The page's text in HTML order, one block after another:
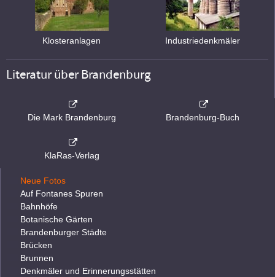
Klosteranlagen Industriedenkmäler
Literatur über Brandenburg
Die Mark Brandenburg Brandenburg-Buch
KlaRas-Verlag
Neue Fotos
Auf Fontanes Spuren
Bahnhöfe
Botanische Gärten
Brandenburger Städte
Brücken
Brunnen
Denkmäler und Erinnerungsstätten